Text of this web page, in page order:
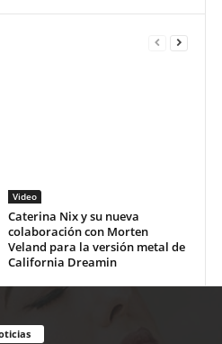
Video
Caterina Nix y su nueva
colaboración con Morten
Veland para la versión metal de
California Dreamin